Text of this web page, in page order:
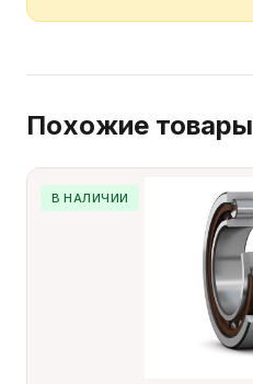
Похожие товары
В НАЛИЧИИ